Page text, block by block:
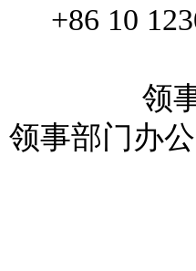
+86 10
领
领事部门办